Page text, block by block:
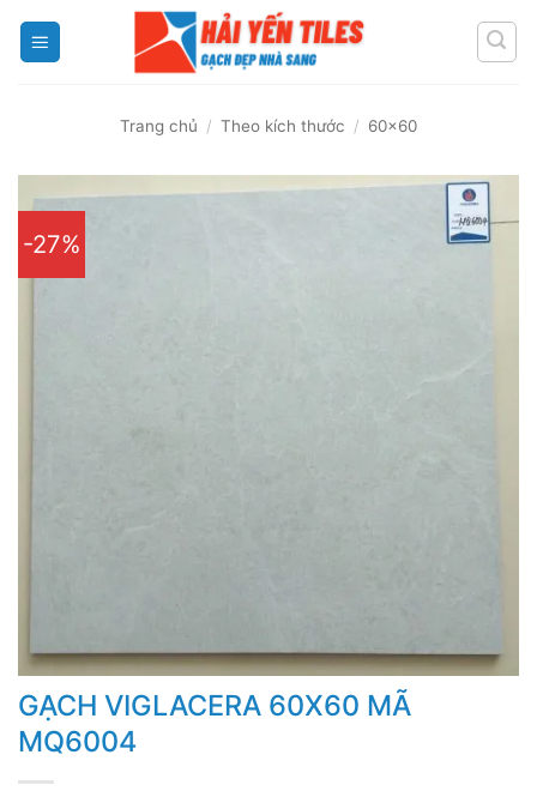
Trang chủ / Theo kích thước / 60x60
-27%
GẠCH VIGLACERA 60X60 MÃ
MQ6004